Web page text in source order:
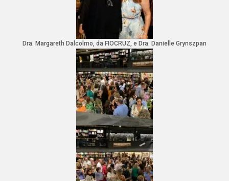
Dra. Margareth Dalcolmo, da FIOCRUZ, e Dra. Danielle Grynszpan